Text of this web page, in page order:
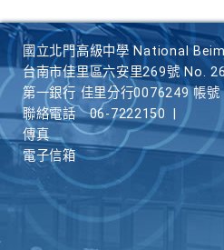
國立北門高級中學 National
台南市佳里區六安里269號 No.
第一銀行 佳里分行0076249 帳
聯絡電話
06-7222150
傳真
電子信箱